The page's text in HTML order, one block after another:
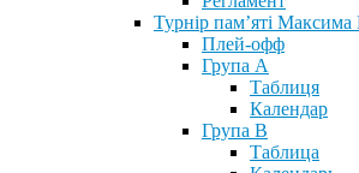
Турнір пам’яті Максима
Плей-офф
Група А
Таблиця
Календар
Група В
Таблица